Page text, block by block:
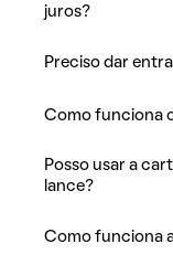
juros?
Preciso dar
Como funciona
Posso usar a
lance?
Como funciona